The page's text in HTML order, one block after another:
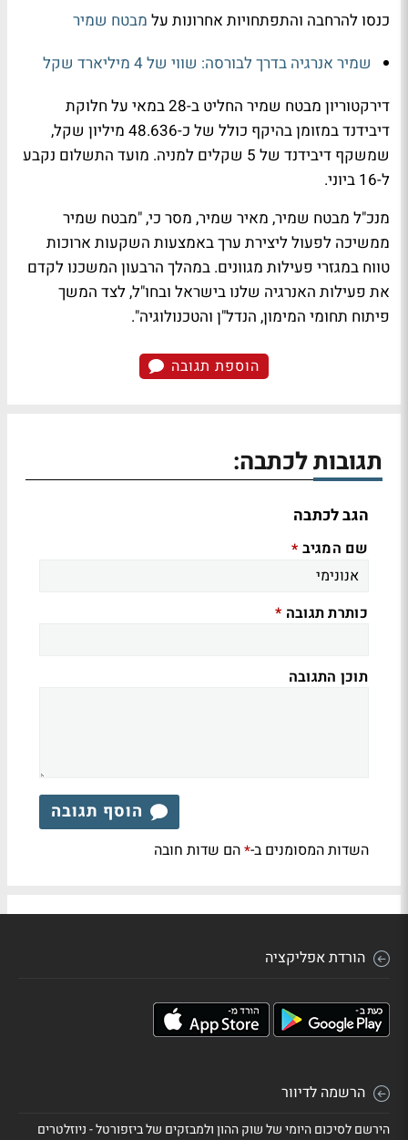
כנסו להרחבה והתפתחויות אחרונות על מבטח שמיר
שמיר אנרגיה בדרך לבורסה: שווי של 4 מיליארד שקל
דירקטוריון מבטח שמיר החליט ב-28 במאי על חלוקת
דיבידנד במזומן בהיקף כולל של כ-48.636 מיליון שקל,
שמשקף דיבידנד של 5 שקלים למניה. מועד התשלום נקבע
ל-16 ביוני.
מנכ"ל מבטח שמיר, מאיר שמיר, מסר כי, "מבטח שמיר
ממשיכה לפעול ליצירת ערך באמצעות השקעות ארוכות
טווח במגזרי פעילות מגוונים. במהלך הרבעון המשכנו לקדם
את פעילות האנרגיה שלנו בישראל ובחו"ל, לצד המשך
פיתוח תחומי המימון, הנדל"ן והטכנולוגיה".
הוספת תגובה
תגובות לכתבה:
הגב לכתבה
שם המגיב *
כותרת תגובה *
תוכן התגובה
הוסף תגובה
השדות המסומנים ב-*הם שדות חובה
הורדת אפליקציה
הרשמה לדיוור
הירשם לסיכום היומי של שוק ההון ולמבזקים של ביזפורטל - ניוזלטרים